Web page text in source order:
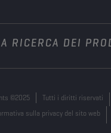
20
52 2620
RICERCA DEI
©2025
Tutti i diritti riservati
sulla privacy del sito web